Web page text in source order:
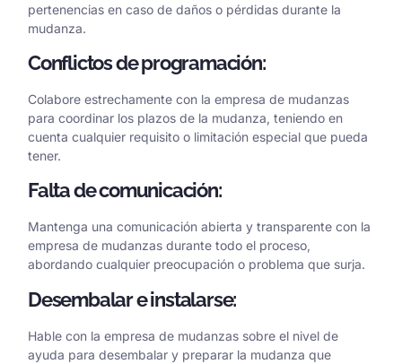
pertenencias en caso de daños o pérdidas durante la
mudanza.
Conflictos de programación:
Colabore estrechamente con la empresa de mudanzas
para coordinar los plazos de la mudanza, teniendo en
cuenta cualquier requisito o limitación especial que pueda
tener.
Falta de comunicación:
Mantenga una comunicación abierta y transparente con la
empresa de mudanzas durante todo el proceso,
abordando cualquier preocupación o problema que surja.
Desembalar e instalarse:
Hable con la empresa de mudanzas sobre el nivel de
ayuda para desembalar y preparar la mudanza que